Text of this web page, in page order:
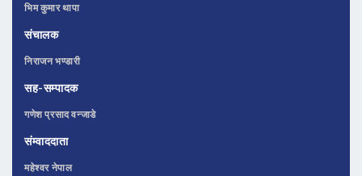
भिम कुमार थापा
संचालक
निराजन भण्डारी
सह-सम्पादक
गणेश प्रसाद वन्जाडे
संम्वाददाता
महेश्वर नेपाल